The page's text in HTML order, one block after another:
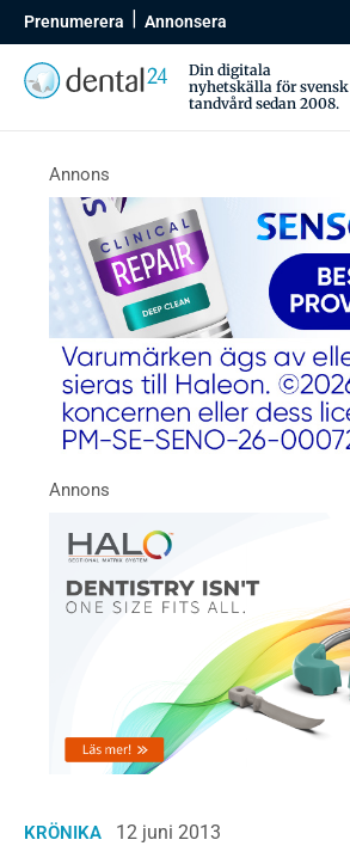
Prenumerera Annonsera
Din digitala
nyhetskälla för svensk
tandvård sedan 2008.
KRÖNIKA 12 juni 2013